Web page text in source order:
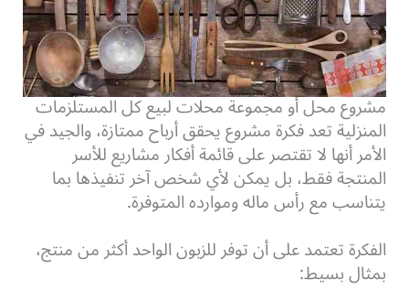
مشروع محل أو مجموعة محلات لبيع كل المستلزمات
المنزلية تعد فكرة مشروع يحقق أرباح ممتازة، والجيد في
الأمر أنها لا تقتصر على قائمة أفكار مشاريع للأسر
المنتجة فقط، بل يمكن لأي شخص آخر تنفيذها بما
يتناسب مع رأس ماله وموارده المتوفرة.
الفكرة تعتمد على أن توفر للزبون الواحد أكثر من منتج،
بمثال بسيط: